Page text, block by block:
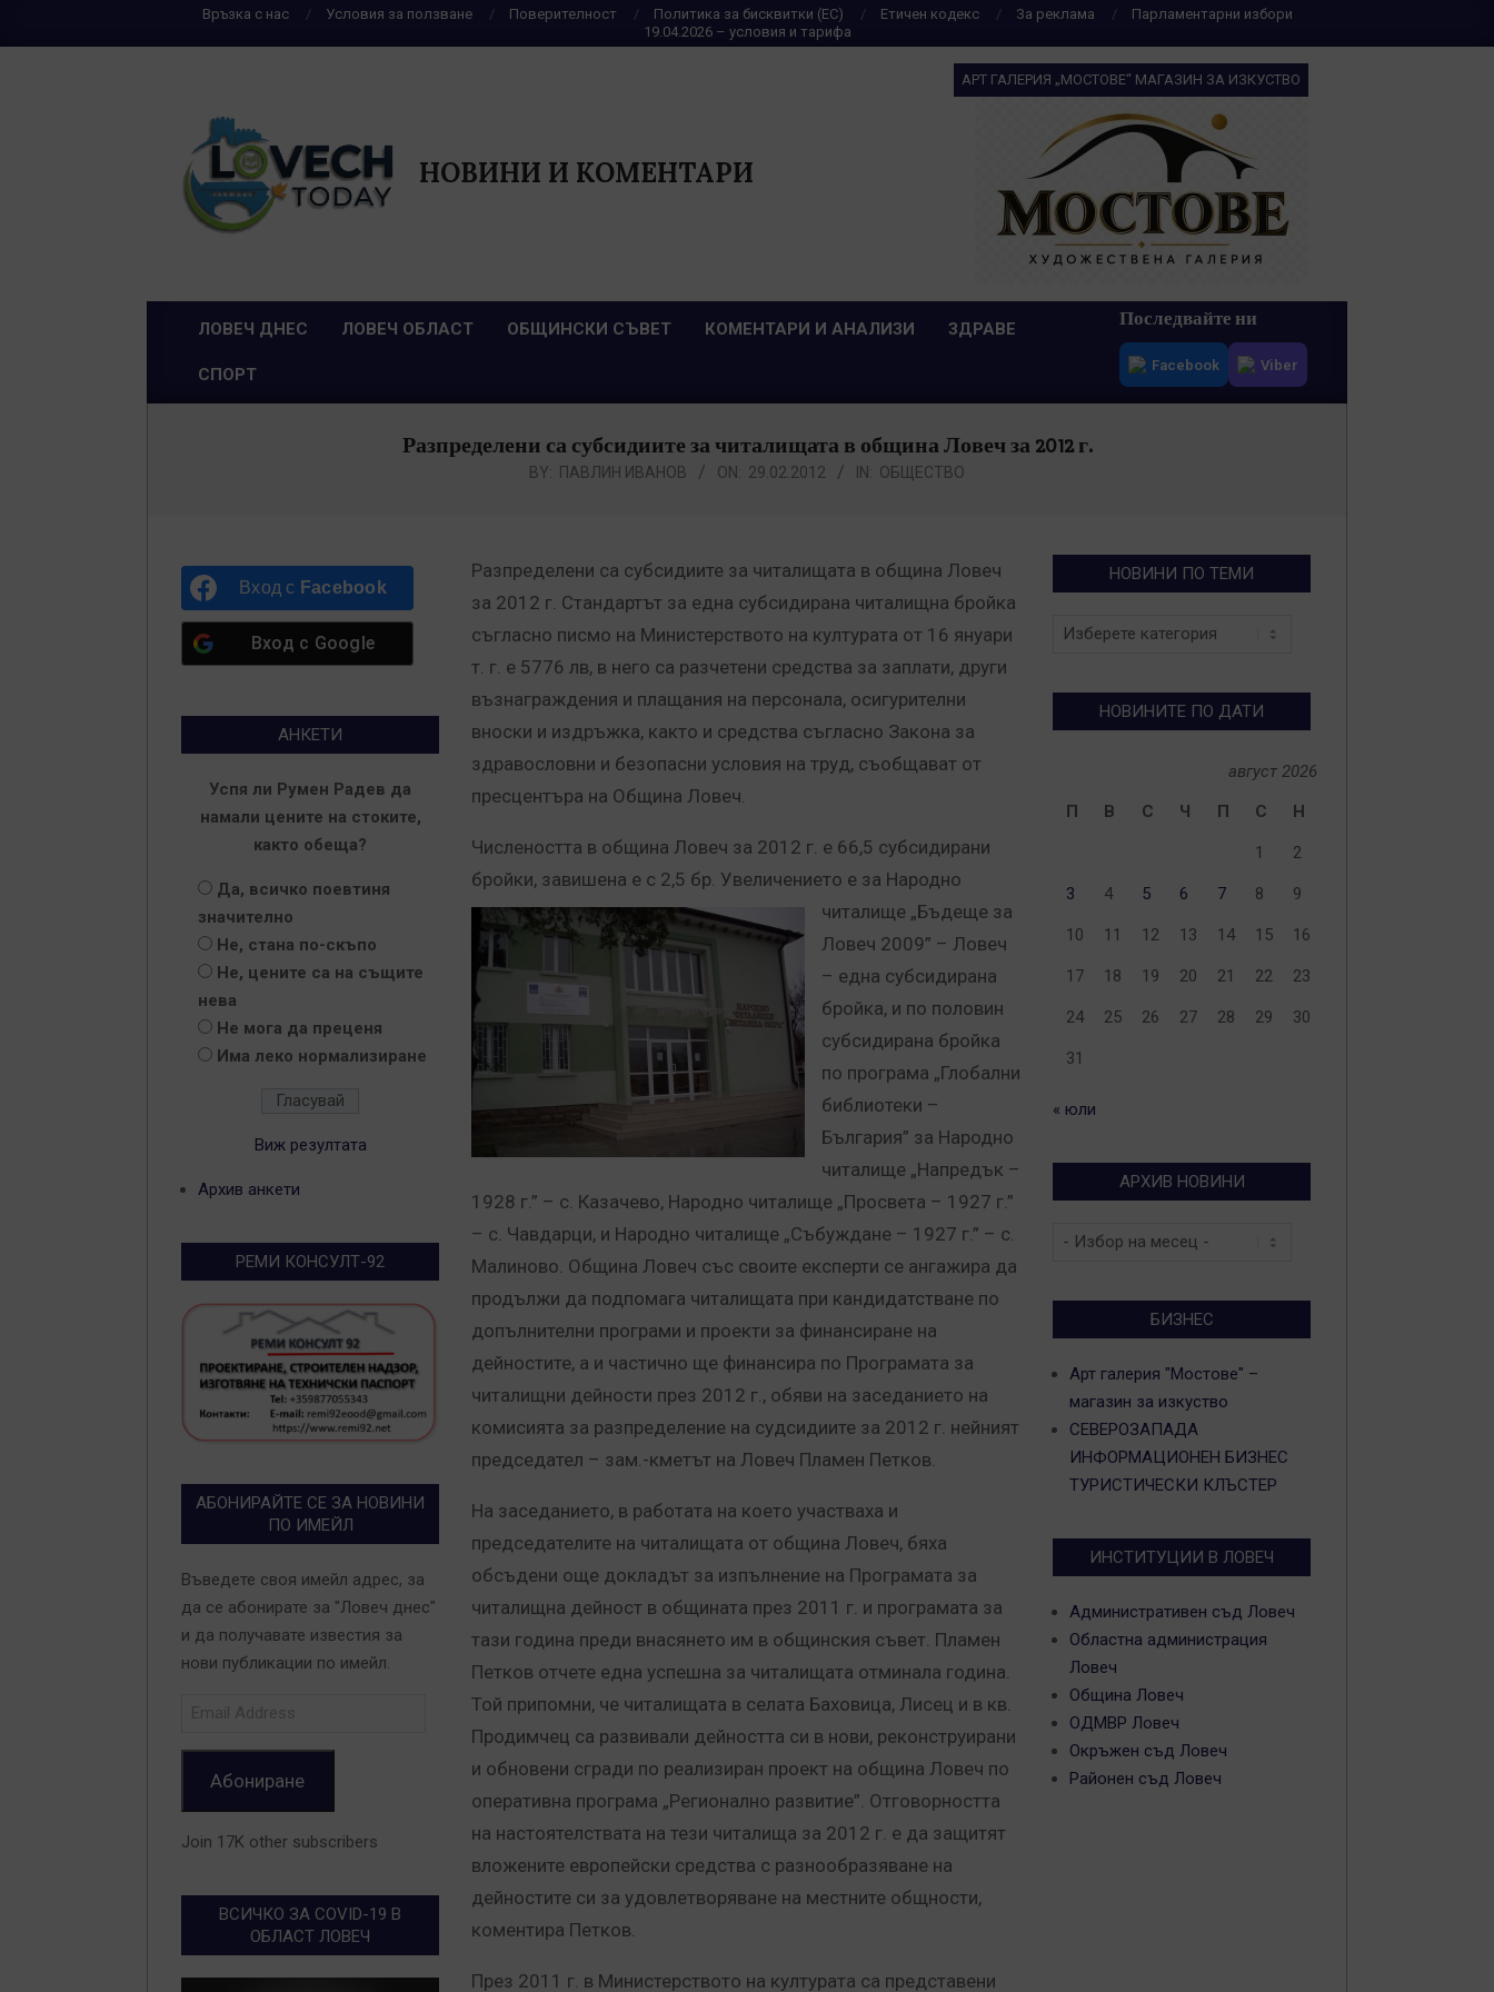
Връзка с нас Условия за ползване Поверителност Политика за бисквитки (ЕС) Етичен кодекс За реклама
Парламентарни избори
19.04.2026 – условия и тарифа
НОВИНИ И КОМЕНТАРИ
АРТ ГАЛЕРИЯ „МОСТОВЕ“ МАГАЗИН ЗА ИЗКУСТВО
Primary
ЛОВЕЧ ДНЕС ЛОВЕЧ ОБЛАСТ ОБЩИНСКИ СЪВЕТ КОМЕНТАРИ И АНАЛИЗИ ЗДРАВЕ
СПОРТ
Последвайте ни
Facebook Viber
Разпределени са субсидиите за читалищата в община Ловеч за 2012 г.
BY: ПАВЛИН ИВАНОВ ON: 29.02.2012 IN: ОБЩЕСТВО
Разпределени са субсидиите за читалищата в община Ловеч
за 2012 г. Стандартът за една субсидирана читалищна бройка
съгласно писмо на Министерството на културата от 16 януари
т. г. е 5776 лв, в него са разчетени средства за заплати, други
възнаграждения и плащания на персонала, осигурителни
вноски и издръжка, както и средства съгласно Закона за
здравословни и безопасни условия на труд, съобщават от
пресцентъра на Община Ловеч.
Числеността в община Ловеч за 2012 г. е 66,5 субсидирани
бройки, завишена е с 2,5 бр. Увеличението е за Народно
читалище „Бъдеще за
Ловеч 2009” – Ловеч
– една субсидирана
бройка, и по половин
субсидирана бройка
по програма „Глобални
библиотеки –
България” за Народно
читалище „Напредък –
1928 г.” – с. Казачево, Народно читалище „Просвета – 1927 г.”
– с. Чавдарци, и Народно читалище „Събуждане – 1927 г.” – с.
Малиново. Община Ловеч със своите експерти се ангажира да
продължи да подпомага читалищата при кандидатстване по
допълнителни програми и проекти за финансиране на
дейностите, а и частично ще финансира по Програмата за
читалищни дейности през 2012 г., обяви на заседанието на
комисията за разпределение на судсидиите за 2012 г. нейният
председател – зам.-кметът на Ловеч Пламен Петков.
На заседанието, в работата на което участваха и
председателите на читалищата от община Ловеч, бяха
обсъдени още докладът за изпълнение на Програмата за
читалищна дейност в общината през 2011 г. и програмата за
тази година преди внасянето им в общинския съвет. Пламен
Петков отчете една успешна за читалищата отминала година.
Той припомни, че читалищата в селата Баховица, Лисец и в кв.
Продимчец са развивали дейността си в нови, реконструирани
и обновени сгради по реализиран проект на община Ловеч по
оперативна програма „Регионално развитие”. Отговорността
на настоятелствата на тези читалища за 2012 г. е да защитят
вложените европейски средства с разнообразяване на
дейностите си за удовлетворяване на местните общности,
коментира Петков.
През 2011 г. в Министерството на културата са представени
Вход с Facebook
Вход с Google
АНКЕТИ
Успя ли Румен Радев да
намали цените на стоките,
както обеща?
Да, всичко поевтиня
значително
Не, стана по-скъпо
Не, цените са на същите
нева
Не мога да преценя
Има леко нормализиране
Виж резултата
Архив анкети
РЕМИ КОНСУЛТ-92
АБОНИРАЙТЕ СЕ ЗА НОВИНИ
ПО ИМЕЙЛ
Въведете своя имейл адрес, за
да се абонирате за "Ловеч днес"
и да получавате известия за
нови публикации по имейл.
Абониране
Join 17K other subscribers
ВСИЧКО ЗА COVID-19 В
ОБЛАСТ ЛОВЕЧ
НОВИНИ ПО ТЕМИ
Новини
НОВИНИТЕ ПО ДАТИ
август 2026
П
В С Ч П С Н
1 2
3 4 5 6 7 8 9
10 11 12 13 14 15 16
17 18 19 20 21 22 23
24 25 26 27 28 29 30
31
« юли
АРХИВ НОВИНИ
Архив
БИЗНЕС
Арт галерия "Мостове" –
магазин за изкуство
СЕВЕРОЗАПАДА
ИНФОРМАЦИОНЕН БИЗНЕС
ТУРИСТИЧЕСКИ КЛЪСТЕР
ИНСТИТУЦИИ В ЛОВЕЧ
Административен съд Ловеч
Областна администрация
Ловеч
Община Ловеч
ОДМВР Ловеч
Окръжен съд Ловеч
Районен съд Ловеч